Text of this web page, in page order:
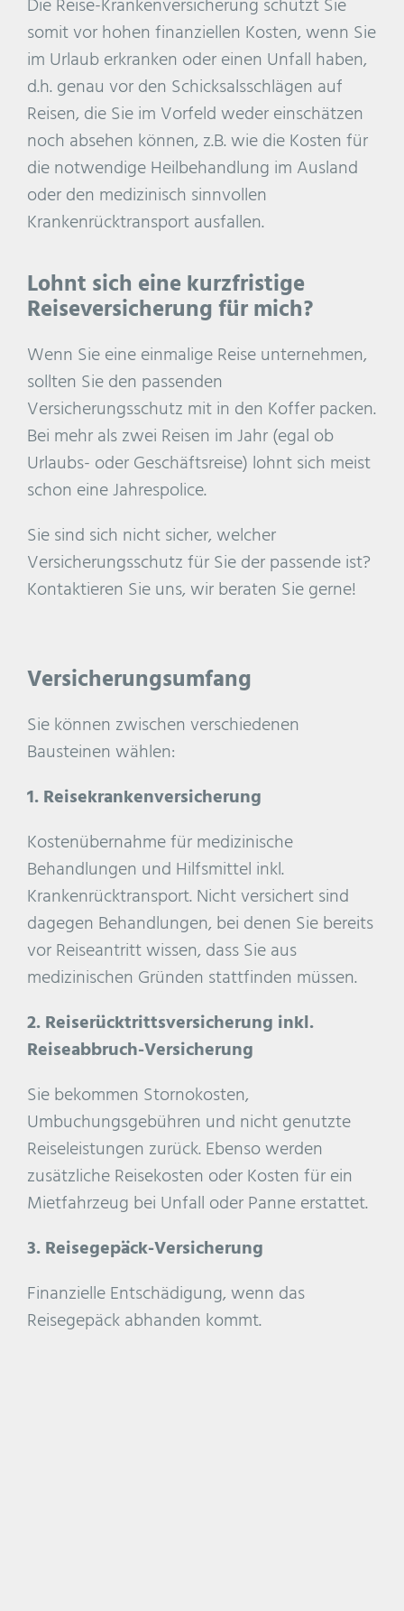
Die Reise-Krankenversicherung schützt Sie
somit vor hohen finanziellen Kosten, wenn Sie
im Urlaub erkranken oder einen Unfall haben,
d.h. genau vor den Schicksalsschlägen auf
Reisen, die Sie im Vorfeld weder einschätzen
noch absehen können, z.B. wie die Kosten für
die notwendige Heilbehandlung im Ausland
oder den medizinisch sinnvollen
Krankenrücktransport ausfallen.
Lohnt sich eine kurzfristige
Reiseversicherung für mich?
Wenn Sie eine einmalige Reise unternehmen,
sollten Sie den passenden
Versicherungsschutz mit in den Koffer packen.
Bei mehr als zwei Reisen im Jahr (egal ob
Urlaubs- oder Geschäftsreise) lohnt sich meist
schon eine Jahrespolice.
Sie sind sich nicht sicher, welcher
Versicherungsschutz für Sie der passende ist?
Kontaktieren Sie uns, wir beraten Sie gerne!
Versicherungsumfang
Sie können zwischen verschiedenen
Bausteinen wählen:
1. Reisekrankenversicherung
Kostenübernahme für medizinische
Behandlungen und Hilfsmittel inkl.
Krankenrücktransport. Nicht versichert sind
dagegen Behandlungen, bei denen Sie bereits
vor Reiseantritt wissen, dass Sie aus
medizinischen Gründen stattfinden müssen.
2. Reiserücktrittsversicherung inkl.
Reiseabbruch-Versicherung
Sie bekommen Stornokosten,
Umbuchungsgebühren und nicht genutzte
Reiseleistungen zurück. Ebenso werden
zusätzliche Reisekosten oder Kosten für ein
Mietfahrzeug bei Unfall oder Panne erstattet.
3. Reisegepäck-Versicherung
Finanzielle Entschädigung, wenn das
Reisegepäck abhanden kommt.